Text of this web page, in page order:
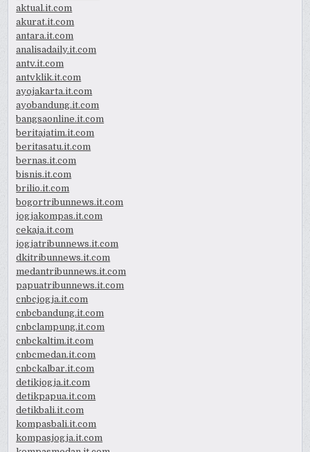
aktual.it.com
akurat.it.com
antara.it.com
analisadaily.it.com
antv.it.com
antvklik.it.com
ayojakarta.it.com
ayobandung.it.com
bangsaonline.it.com
beritajatim.it.com
beritasatu.it.com
bernas.it.com
bisnis.it.com
brilio.it.com
bogortribunnews.it.com
jogjakompas.it.com
cekaja.it.com
jogjatribunnews.it.com
dkitribunnews.it.com
medantribunnews.it.com
papuatribunnews.it.com
cnbcjogja.it.com
cnbcbandung.it.com
cnbclampung.it.com
cnbckaltim.it.com
cnbcmedan.it.com
cnbckalbar.it.com
detikjogja.it.com
detikpapua.it.com
detikbali.it.com
kompasbali.it.com
kompasjogja.it.com